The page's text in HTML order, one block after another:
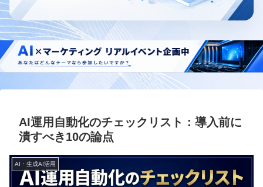
AI運用自動化のチェックリスト：導入前に
潰すべき10の論点
AI・生成AI活用